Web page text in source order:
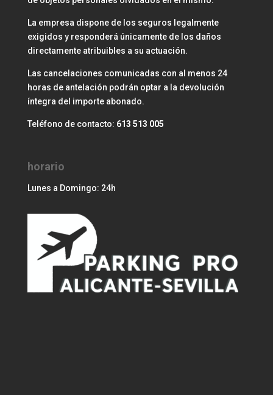
La empresa dispone de los seguros legalmente
exigidos y responderá únicamente de los daños
directamente atribuibles a su actuación.
Las cancelaciones comunicadas con al menos 24
horas de antelación podrán optar a la devolución
íntegra del importe abonado.
Teléfono de contacto: 613 513 005
horario
Lunes a Domingo: 24h